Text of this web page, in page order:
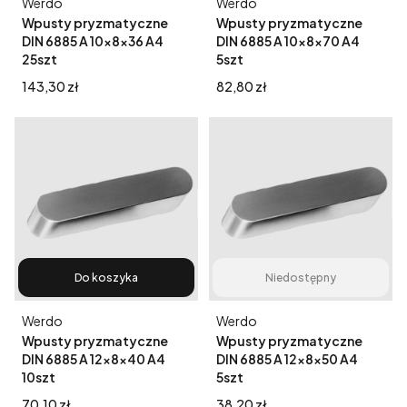
Wpusty pryzmatyczne
DIN 6885 A 10x8x36 A4
25szt
Cena
143,30 zł
Wpusty pryzmatyczne
DIN 6885 A 10x8x70 A4
5szt
Cena
82,80 zł
Do koszyka
Wpusty pryzmatyczne
DIN 6885 A 12x8x40 A4
10szt
Producent
Werdo
Cena
Niedostępny
Wpusty pryzmatyczne
DIN 6885 A 12x8x50 A4
5szt
Producent
Werdo
Cena